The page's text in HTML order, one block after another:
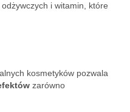
i witamin, które
kosmetyków pozwala
zarówno